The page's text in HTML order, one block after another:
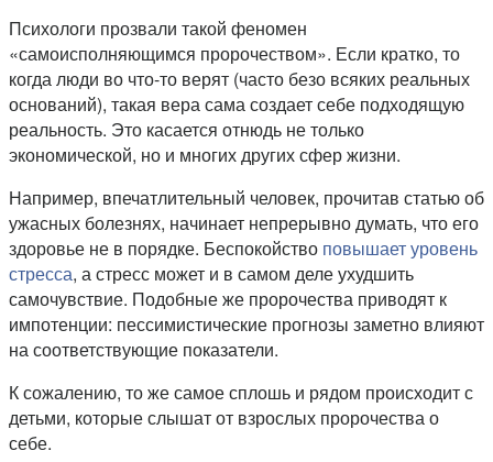
Психологи прозвали такой феномен
«самоисполняющимся пророчеством». Если кратко, то
когда люди во что-то верят (часто безо всяких реальных
оснований), такая вера сама создает себе подходящую
реальность. Это касается отнюдь не только
экономической, но и многих других сфер жизни.
Например, впечатлительный человек, прочитав статью об
ужасных болезнях, начинает непрерывно думать, что его
здоровье не в порядке. Беспокойство повышает уровень
стресса, а стресс может и в самом деле ухудшить
самочувствие. Подобные же пророчества приводят к
импотенции: пессимистические прогнозы заметно влияют
на соответствующие показатели.
К сожалению, то же самое сплошь и рядом происходит с
детьми, которые слышат от взрослых пророчества о
себе.